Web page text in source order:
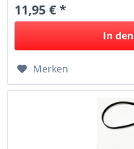
11,95 € *
In den
Merken